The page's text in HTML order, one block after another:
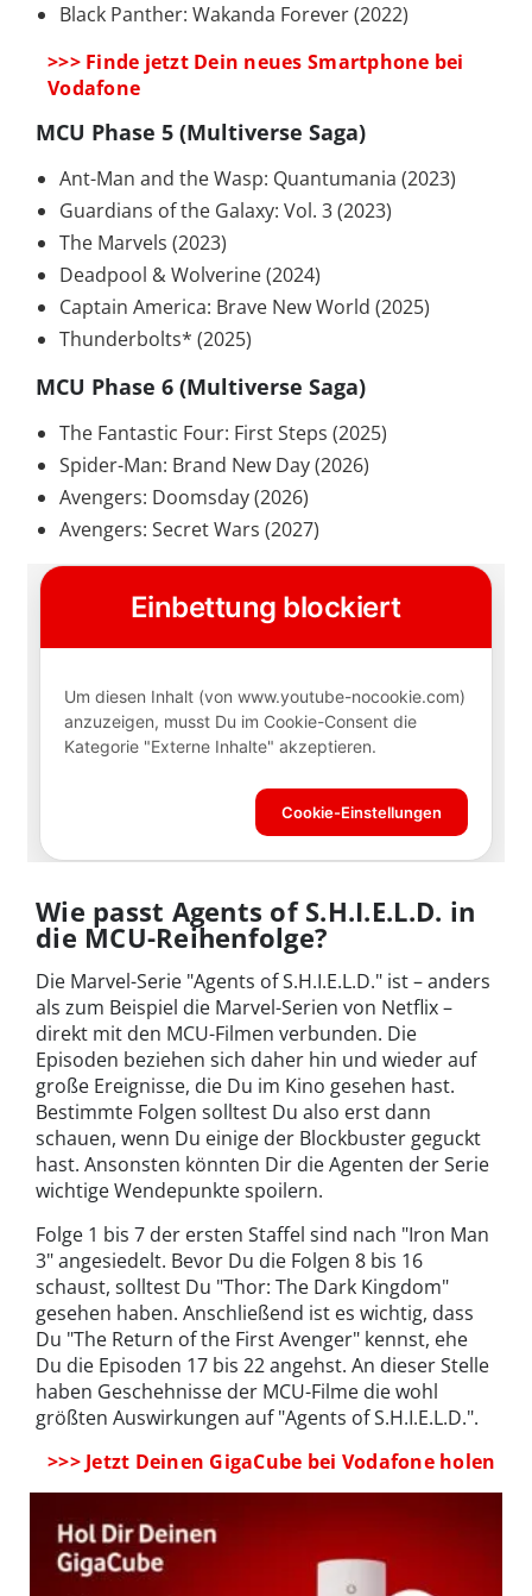
Black Panther: Wakanda Forever (2022)
>>> Finde jetzt Dein neues Smartphone bei
Vodafone
MCU Phase 5 (Multiverse Saga)
Ant-Man and the Wasp: Quantumania (2023)
Guardians of the Galaxy: Vol. 3 (2023)
The Marvels (2023)
Deadpool & Wolverine (2024)
Captain America: Brave New World (2025)
Thunderbolts* (2025)
MCU Phase 6 (Multiverse Saga)
The Fantastic Four: First Steps (2025)
Spider-Man: Brand New Day (2026)
Avengers: Doomsday (2026)
Avengers: Secret Wars (2027)
Wie passt Agents of S.H.I.E.L.D. in
die MCU-Reihenfolge?
Die Marvel-Serie "Agents of S.H.I.E.L.D." ist – anders
als zum Beispiel die Marvel-Serien von Netflix –
direkt mit den MCU-Filmen verbunden. Die
Episoden beziehen sich daher hin und wieder auf
große Ereignisse, die Du im Kino gesehen hast.
Bestimmte Folgen solltest Du also erst dann
schauen, wenn Du einige der Blockbuster geguckt
hast. Ansonsten könnten Dir die Agenten der Serie
wichtige Wendepunkte spoilern.
Folge 1 bis 7 der ersten Staffel sind nach "Iron Man
3" angesiedelt. Bevor Du die Folgen 8 bis 16
schaust, solltest Du "Thor: The Dark Kingdom"
gesehen haben. Anschließend ist es wichtig, dass
Du "The Return of the First Avenger" kennst, ehe
Du die Episoden 17 bis 22 angehst. An dieser Stelle
haben Geschehnisse der MCU-Filme die wohl
größten Auswirkungen auf "Agents of S.H.I.E.L.D.".
>>> Jetzt Deinen GigaCube bei Vodafone holen